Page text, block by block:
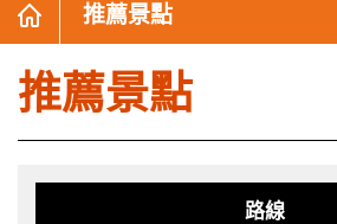
推薦景點
推薦景點
路線